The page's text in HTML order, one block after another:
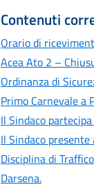
Contenuti
Orario di
Acea Ato 2 –
Ordinanza di
Primo Carnevale a
Il Sindaco
Il Sindaco
Disciplina di
Darsena.